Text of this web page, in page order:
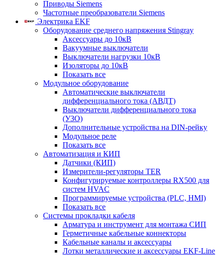
Приводы Siemens
Частотные преобразователи Siemens
Электрика EKF
Оборудование среднего напряжения Stingray
Аксессуары до 10кВ
Вакуумные выключатели
Выключатели нагрузки 10кВ
Изоляторы до 10кВ
Показать все
Модульное оборудование
Автоматические выключатели
дифференциального тока (АВДТ)
Выключатели дифференциального тока
(УЗО)
Дополнительные устройства на DIN-рейку
Модульное реле
Показать все
Автоматизация и КИП
Датчики (КИП)
Измерители-регуляторы TER
Конфигурируемые контроллеры RX500 для
систем HVAC
Программируемые устройства (PLC, HMI)
Показать все
Системы прокладки кабеля
Арматура и инструмент для монтажа СИП
Герметичные кабельные коннекторы
Кабельные каналы и аксессуары
Лотки металлические и аксессуары EKF-Line